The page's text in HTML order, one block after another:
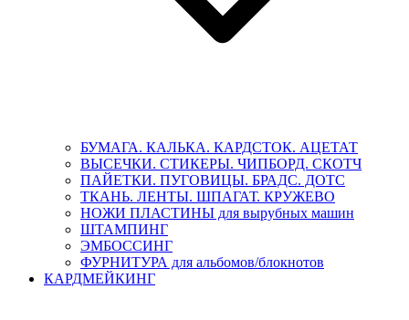
БУМАГА. КАЛЬКА. КАРДСТОК. АЦЕТАТ
ВЫСЕЧКИ. СТИКЕРЫ. ЧИПБОРД. СКОТЧ
ПАЙЕТКИ. ПУГОВИЦЫ. БРАДС. ДОТС
ТКАНЬ. ЛЕНТЫ. ШПАГАТ. КРУЖЕВО
НОЖИ ПЛАСТИНЫ для вырубных машин
ШТАМПИНГ
ЭМБОССИНГ
ФУРНИТУРА для альбомов/блокнотов
КАРДМЕЙКИНГ